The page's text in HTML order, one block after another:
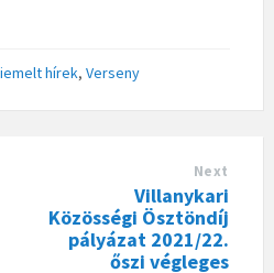
hírek, Verseny
Next
Villanykari
Közösségi Ösztöndíj
pályázat 2021/22.
őszi végleges